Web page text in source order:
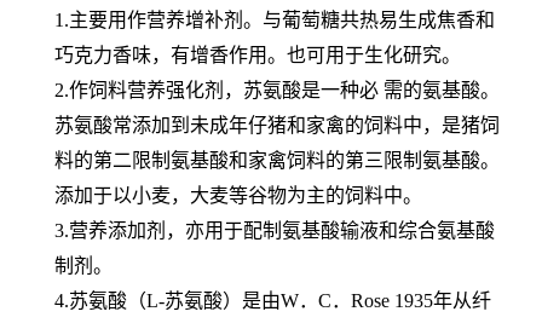
1.主要用作营养增补剂。与葡萄糖共热易生成焦香和
巧克力香味，有增香作用。也可用于生化研究。
2.作饲料营养强化剂，苏氨酸是一种必 需的氨基酸。
苏氨酸常添加到未成年仔猪和家禽的饲料中，是猪饲
料的第二限制氨基酸和家禽饲料的第三限制氨基酸。
添加于以小麦，大麦等谷物为主的饲料中。
3.营养添加剂，亦用于配制氨基酸输液和综合氨基酸
制剂。
4.苏氨酸（L-苏氨酸）是由W．C．Rose 1935年从纤